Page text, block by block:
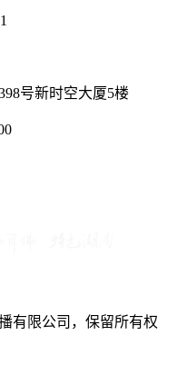
号新时空大厦5楼
有限公司，保留所有权